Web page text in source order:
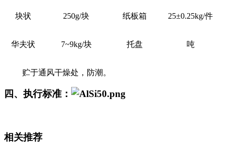
块状 250g/块 纸板箱 25±0.25kg/件
华夫状 7~9kg/块 托盘 吨
贮于通风干燥处，防潮。
四、执行标准：
相关推荐